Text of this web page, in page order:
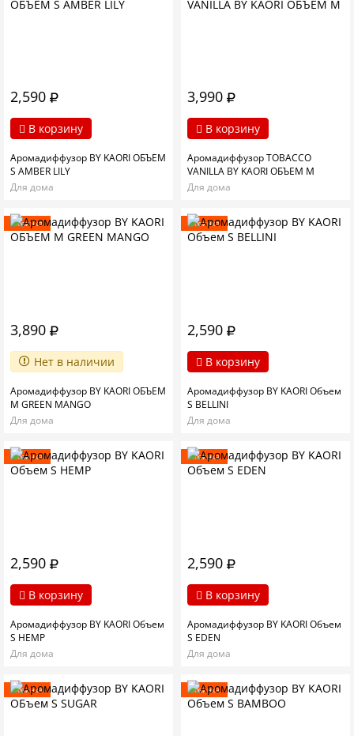
2,590
В корзину
Аромадиффузор BY KAORI ОБЪЕМ
S AMBER LILY
Для дома
3,990
В корзину
Аромадиффузор TOBACCO
VANILLA BY KAORI ОБЪЕМ M
Для дома
Новинка
3,890
Нет в наличии
Аромадиффузор BY KAORI ОБЪЕМ
M GREEN MANGO
Для дома
Новинка
2,590
В корзину
Аромадиффузор BY KAORI Объем
S BELLINI
Для дома
Новинка
2,590
В корзину
Аромадиффузор BY KAORI Объем
S HEMP
Для дома
Новинка
2,590
В корзину
Аромадиффузор BY KAORI Объем
S EDEN
Для дома
Новинка Новинка